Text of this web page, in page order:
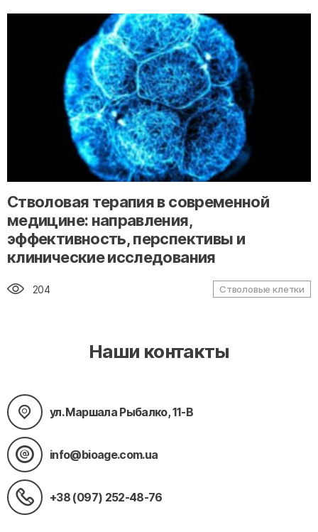
" alt="loading" class="img-responsive"/>
Стволовая терапия в современной
медицине: направления,
эффективность, перспективы и
клинические исследования
204 Стволовые клетки
Наши контакты
ул. Маршала Рыбалко, 11-В
info@bioage.com.ua
+38 (097) 252-48-76